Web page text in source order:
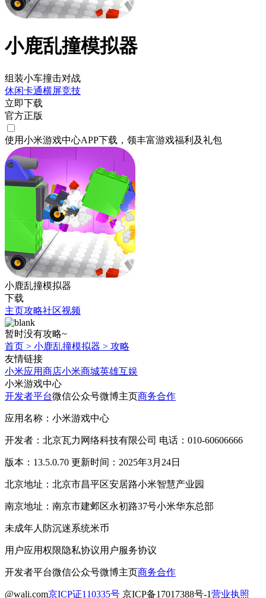
小鹿乱撞模拟器
组装小车撞击对战
休闲卡通横屏竞技
立即下载
官方正版
使用小米游戏中心APP下载 ，领丰富游戏福利 及礼包
小鹿乱撞模拟器
下载
主页攻略社区视频
暂时没有攻略~
首页 > 小鹿乱撞模拟器 > 攻略
友情链接
小米应用商店小米商城英雄互娱
小米游戏中心
开发者平台微信公众号微博主页商务合作
应用名称：小米游戏中心
开发者：北京瓦力网络科技有限公司 电话：010-60606666
版本：13.5.0.70 更新时间：2025年3月24日
北京地址：北京市昌平区安居路小米智慧产业园
南京地址：南京市建邺区永初路37号小米华东总部
未成年人防沉迷系统米币
用户应用权限隐私协议用户服务协议
开发者平台微信公众号微博主页商务合作
@wali.com京ICP证110335号 京ICP备17017388号-1营业执照